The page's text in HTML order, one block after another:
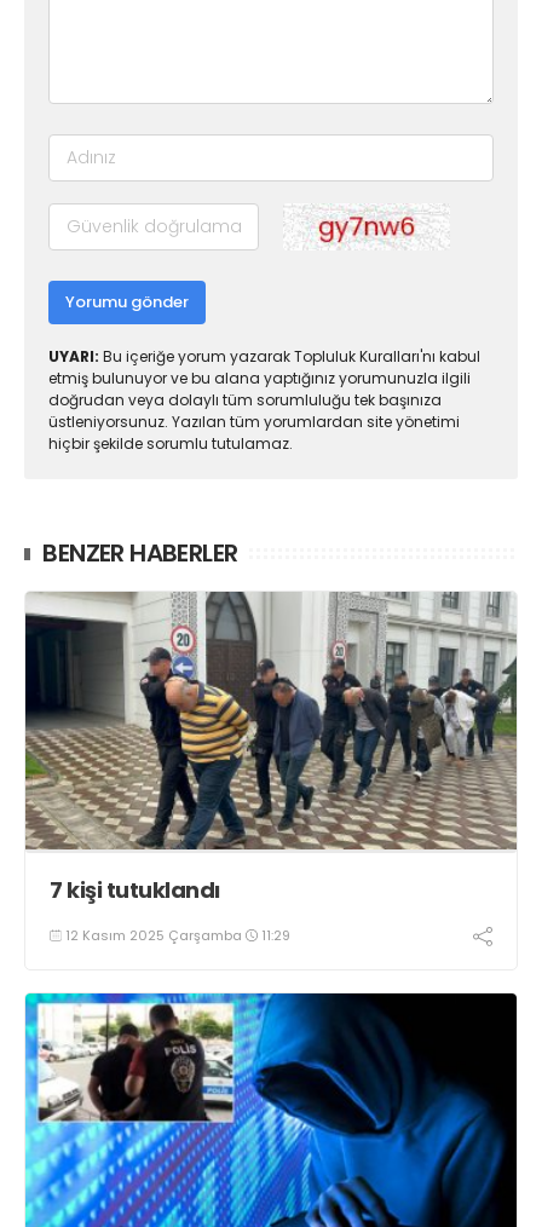
Yorumu gönder
UYARI: Bu içeriğe yorum yazarak Topluluk Kuralları'nı kabul
etmiş bulunuyor ve bu alana yaptığınız yorumunuzla ilgili
doğrudan veya dolaylı tüm sorumluluğu tek başınıza
üstleniyorsunuz. Yazılan tüm yorumlardan site yönetimi
hiçbir şekilde sorumlu tutulamaz.
BENZER HABERLER
7 kişi tutuklandı
12 Kasım 2025 Çarşamba 11:29